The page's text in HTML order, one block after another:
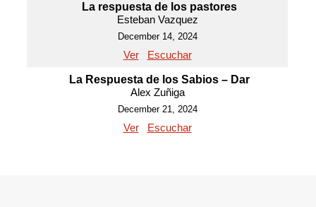
La respuesta de los pastores
Esteban Vazquez
December 14, 2024
Ver Escuchar
La Respuesta de los Sabios – Dar
Alex Zuñiga
December 21, 2024
Ver Escuchar